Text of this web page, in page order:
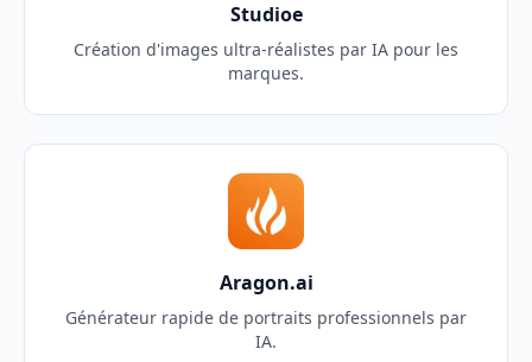
Studioe
Création d'images ultra-réalistes par IA pour les
marques.
Aragon.ai
Générateur rapide de portraits professionnels par
IA.